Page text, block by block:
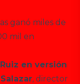
ganó miles de
mil en
en versión
, director